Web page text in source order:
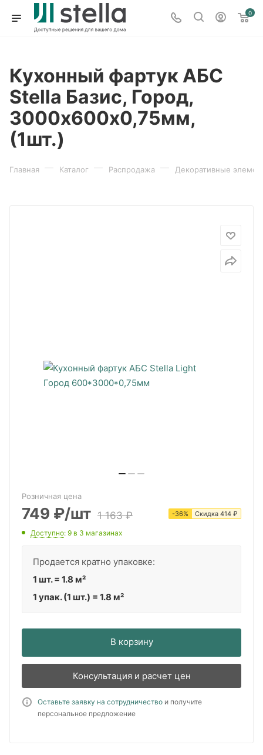
0
Кухонный фартук АБС
Stella Базис, Город,
3000х600х0,75мм,
(1шт.)
Главная — Каталог — Распродажа — Декоративные
Розничная цена
749 ₽/шт 1 163₽ -36% Скидка 414 ₽
Доступно: 9 в 3 магазинах
Продается кратно упаковке:
1 шт. = 1.8 м²
1 упак. (1 шт.) = 1.8 м²
В корзину
Консультация и расчет цен
Оставьте заявку на сотрудничество и получите
персональное предложение